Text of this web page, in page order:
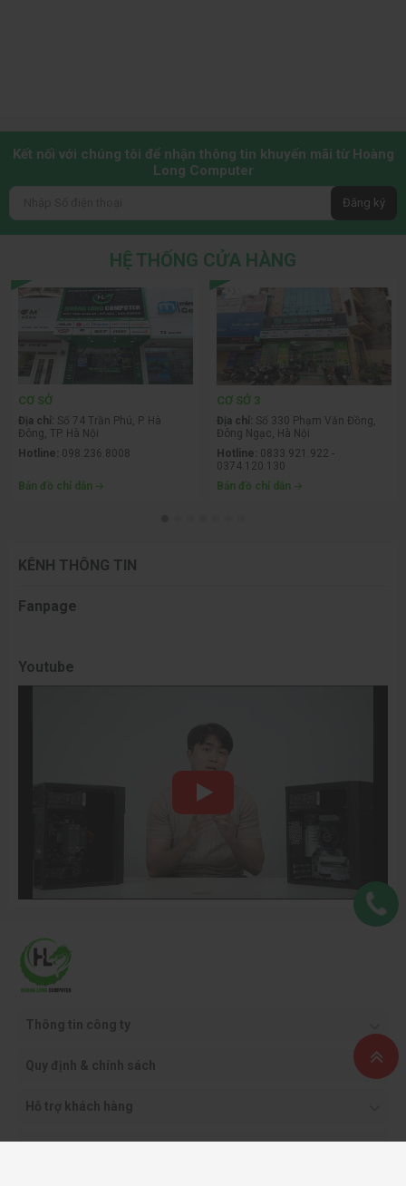
Kết nối với chúng tôi để nhận thông tin khuyến mãi từ Hoàng
Long Computer
Đăng ký
HỆ THỐNG CỬA HÀNG
CƠ SỞ
Địa chỉ: Số 74 Trần Phú, P. Hà
Đông, TP. Hà Nội
Hotline: 098.236.8008
Bản đồ chỉ dẫn
CƠ SỞ 3
Địa chỉ: Số 330 Phạm Văn Đồng,
Đông Ngạc, Hà Nội
Hotline: 0833.921.922 -
0374.120.130
Bản đồ chỉ dẫn
KÊNH THÔNG TIN
Fanpage
Youtube
Thông tin công ty
Quy định & chính sách
Hỗ trợ khách hàng